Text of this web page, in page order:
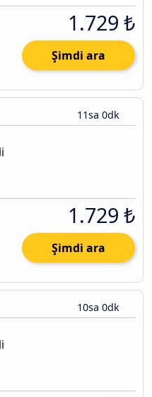
1.729 ₺
Şimdi ara
11sa 0dk
1.729 ₺
Şimdi ara
10sa 0dk